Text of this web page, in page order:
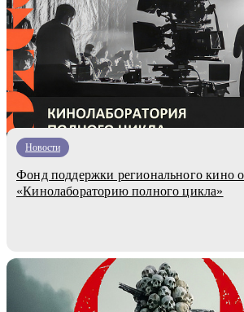
Новости
Фонд поддержки регионального кино
«Кинолабораторию полного цикла»